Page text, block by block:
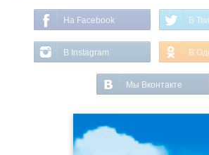
На Facebook В
В Instagram В
Мы Вконтакте